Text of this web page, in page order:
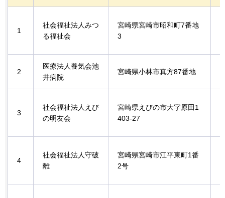
1
社会福祉法人みつ
る福祉会
宮崎県宮崎市昭和町7番地
3
2
医療法人養気会池
井病院
宮崎県小林市真方87番地
3
社会福祉法人えび
の明友会
宮崎県えびの市大字原田1
403-27
4
社会福祉法人守破
離
宮崎県宮崎市江平東町1番
2号